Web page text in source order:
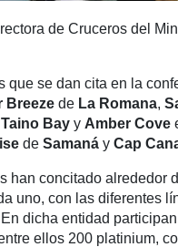
de Cruceros del
que se dan cita en la
Breeze de La Romana,
Taino Bay y Amber Cove
de Samaná y Cap
han concitado alrededor
uno, con las diferentes
dicha entidad
ellos 200 platinium,